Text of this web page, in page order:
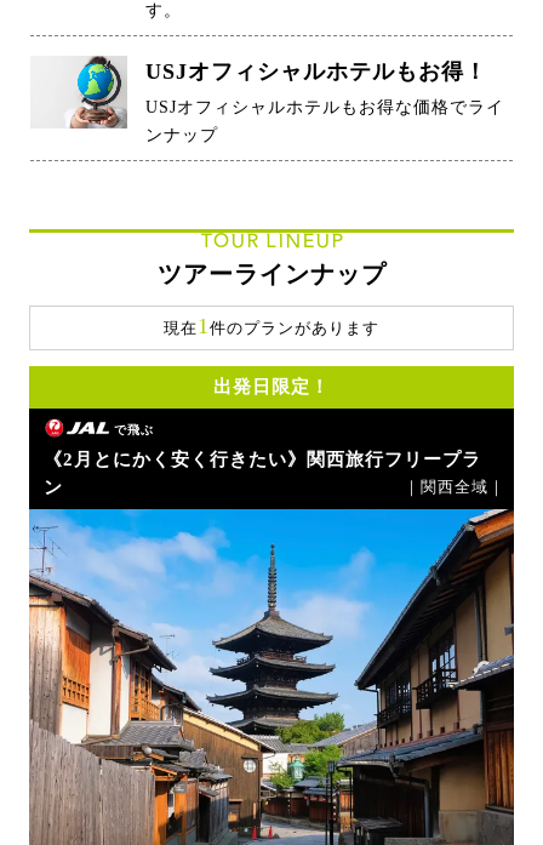
す。
USJオフィシャルホテルもお得！
USJオフィシャルホテルもお得な価格でライ
ンナップ
TOUR LINEUP
ツアーラインナップ
現在1件のプランがあります
出発日限定！
で飛ぶ
《2月とにかく安く行きたい》関西旅行フリープラ
ン
｜関西全域｜